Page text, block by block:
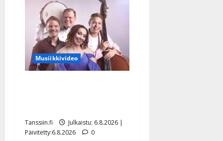
Musiikkivideo
Tanssiin.fi
Julkaistu: 6.8.2026 |
Päivitetty:6.8.2026
0